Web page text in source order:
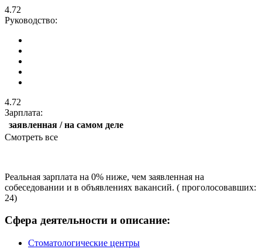
4.72
Руководство:
4.72
Зарплата:
заявленная / на самом деле
Смотреть все
Реальная зарплата на 0% ниже, чем заявленная на
собеседовании и в объявлениях вакансий. ( проголосовавших:
24)
Сфера деятельности и описание:
Стоматологические центры